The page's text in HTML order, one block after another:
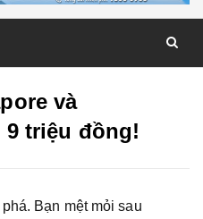
và
triệu đồng!
Bạn mệt mỏi sau